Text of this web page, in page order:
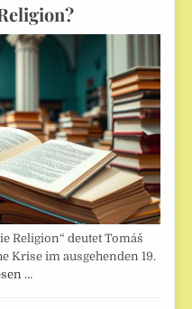
Religion“ deutet Tomáš
Krise im ausgehenden 19.
…